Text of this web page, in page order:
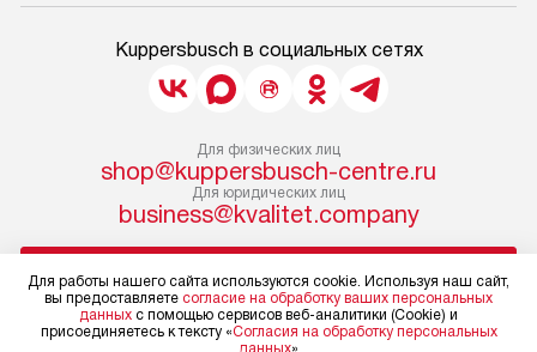
Kuppersbusch в социальных сетях
Для физических лиц
shop@kuppersbusch-centre.ru
Для юридических лиц
business@kvalitet.company
Политика конфиденциальности
Для работы нашего сайта используются cookie. Используя наш сайт,
вы предоставляете согласие на обработку ваших персональных
данных с помощью сервисов веб-аналитики (Cookie) и
присоединяетесь к тексту «Согласия на обработку персональных
данных»